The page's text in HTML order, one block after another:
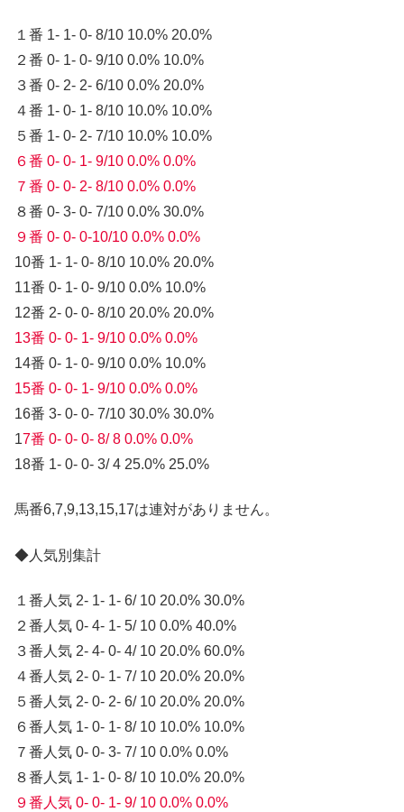
１番 1- 1- 0- 8/10 10.0% 20.0%
２番 0- 1- 0- 9/10 0.0% 10.0%
３番 0- 2- 2- 6/10 0.0% 20.0%
４番 1- 0- 1- 8/10 10.0% 10.0%
５番 1- 0- 2- 7/10 10.0% 10.0%
６番 0- 0- 1- 9/10 0.0% 0.0%
７番 0- 0- 2- 8/10 0.0% 0.0%
８番 0- 3- 0- 7/10 0.0% 30.0%
９番 0- 0- 0-10/10 0.0% 0.0%
10番 1- 1- 0- 8/10 10.0% 20.0%
11番 0- 1- 0- 9/10 0.0% 10.0%
12番 2- 0- 0- 8/10 20.0% 20.0%
13番 0- 0- 1- 9/10 0.0% 0.0%
14番 0- 1- 0- 9/10 0.0% 10.0%
15番 0- 0- 1- 9/10 0.0% 0.0%
16番 3- 0- 0- 7/10 30.0% 30.0%
17番 0- 0- 0- 8/ 8 0.0% 0.0%
18番 1- 0- 0- 3/ 4 25.0% 25.0%
馬番6,7,9,13,15,17は連対がありません。
◆人気別集計
１番人気 2- 1- 1- 6/ 10 20.0% 30.0%
２番人気 0- 4- 1- 5/ 10 0.0% 40.0%
３番人気 2- 4- 0- 4/ 10 20.0% 60.0%
４番人気 2- 0- 1- 7/ 10 20.0% 20.0%
５番人気 2- 0- 2- 6/ 10 20.0% 20.0%
６番人気 1- 0- 1- 8/ 10 10.0% 10.0%
７番人気 0- 0- 3- 7/ 10 0.0% 0.0%
８番人気 1- 1- 0- 8/ 10 10.0% 20.0%
９番人気 0- 0- 1- 9/ 10 0.0% 0.0%